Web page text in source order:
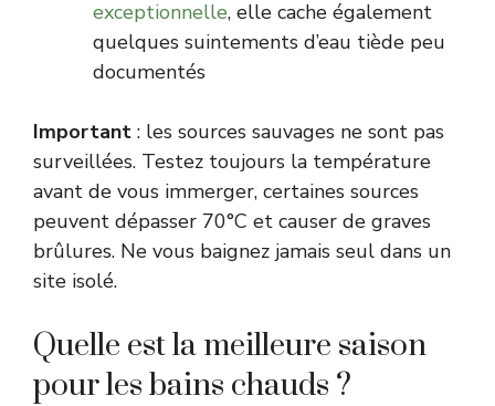
exceptionnelle, elle cache également
quelques suintements d’eau tiède peu
documentés
Important : les sources sauvages ne sont pas
surveillées. Testez toujours la température
avant de vous immerger, certaines sources
peuvent dépasser 70°C et causer de graves
brûlures. Ne vous baignez jamais seul dans un
site isolé.
Quelle est la meilleure saison
pour les bains chauds ?